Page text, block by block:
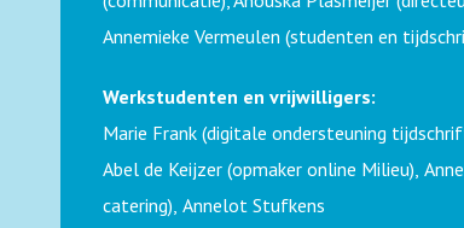
Annemieke Vermeulen (studenten en
Werkstudenten en vrijwilligers:
Marie Frank (digitale ondersteuning
Abel de Keijzer (opmaker online Milieu),
catering), Annelot Stufkens